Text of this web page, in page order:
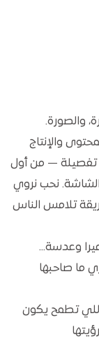
والصورة.
والإنتاج
تفصيلة — من أول
نحب نروي
تلامس الناس
وعدسة…
ما صاحبها
اللي تطمح يكون